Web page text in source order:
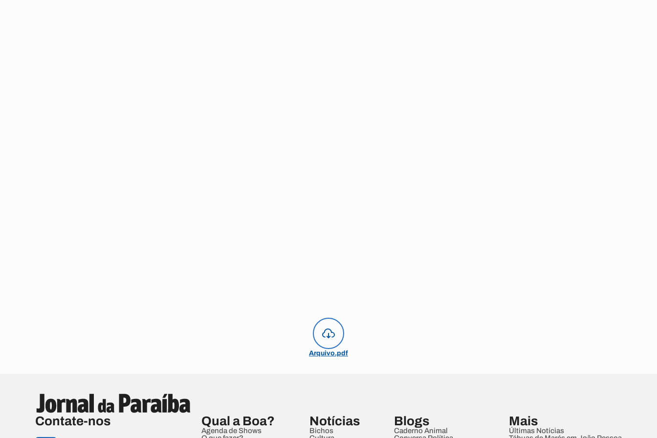
Arquivo.pdf
Contate-nos Qual a Boa?
Agenda de Shows
Notícias
Bichos
Blogs
Caderno Animal
Mais
Últimas Notícias